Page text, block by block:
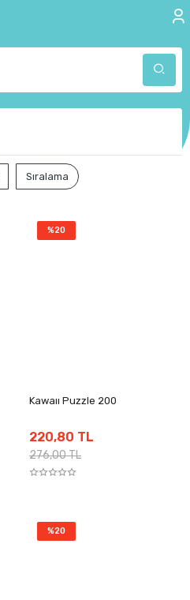
Sıralama
%20
Kawaıı Puzzle 200
220,80 TL
276,00 TL
%20